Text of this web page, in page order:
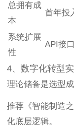
总拥有成
本
首年投
系统扩展
性
API接
4、数字化转型
理论储备是选型成
推荐《智能制造
化底层逻辑。